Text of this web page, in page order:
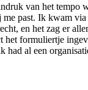
van het tempo
me past. Ik kwam
en het zag er
het formuliertje
had al een